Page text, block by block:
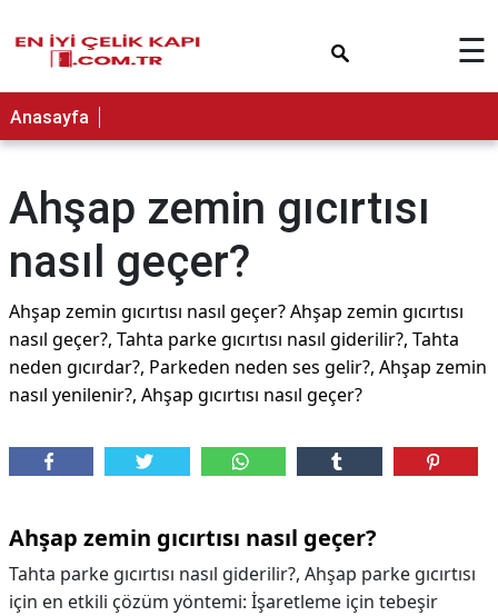
☰
Anasayfa
Ahşap zemin gıcırtısı
nasıl geçer?
Ahşap zemin gıcırtısı nasıl geçer? Ahşap zemin gıcırtısı
nasıl geçer?, Tahta parke gıcırtısı nasıl giderilir?, Tahta
neden gıcırdar?, Parkeden neden ses gelir?, Ahşap zemin
nasıl yenilenir?, Ahşap gıcırtısı nasıl geçer?
Ahşap zemin gıcırtısı nasıl geçer?
Tahta parke gıcırtısı nasıl giderilir?, Ahşap parke gıcırtısı
için en etkili çözüm yöntemi: İşaretleme için tebeşir